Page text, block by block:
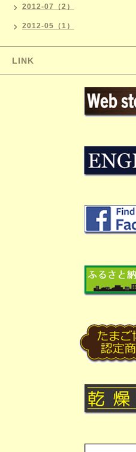
2012-07（2）
2012-05（1）
LINK